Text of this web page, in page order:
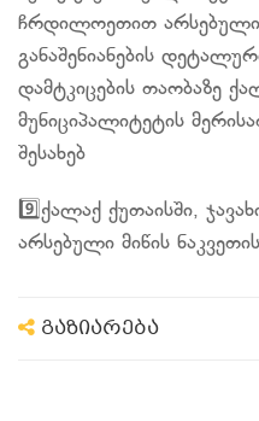
ჩრდილოეთით არსებული
განაშენიანების
დამტკიცების თაობაზე
მუნიციპალიტეტის
შესახებ
9️⃣ქალაქ ქუთაისში,
არსებული მიწის ნაკვეთის
გაზიარება